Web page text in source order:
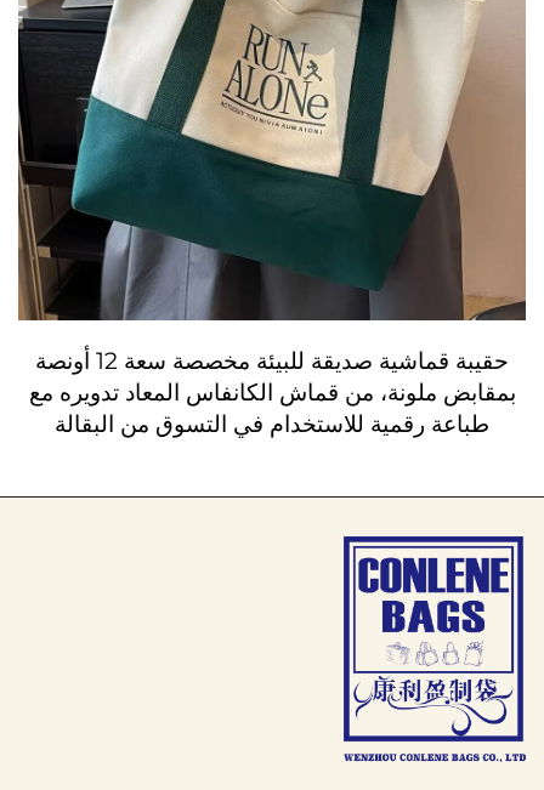
حقيبة قماشية صديقة للبيئة مخصصة سعة 12 أونصة
بمقابض ملونة، من قماش الكانفاس المعاد تدويره مع
طباعة رقمية للاستخدام في التسوق من البقالة